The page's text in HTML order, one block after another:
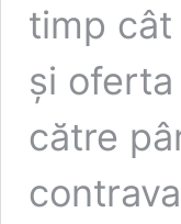
timp cât
şi
către